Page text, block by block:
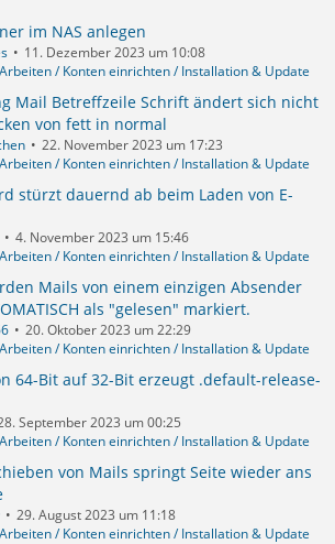
im NAS anlegen
11. Dezember 2023 um 10:08
/ Konten einrichten / Installation & Update
Mail Betreffzeile Schrift ändert sich nicht
von fett in normal
22. November 2023 um 17:23
/ Konten einrichten / Installation & Update
stürzt dauernd ab beim Laden von E-
4. November 2023 um 15:46
/ Konten einrichten / Installation & Update
Mails von einem einzigen Absender
als "gelesen" markiert.
20. Oktober 2023 um 22:29
/ Konten einrichten / Installation & Update
64-Bit auf 32-Bit erzeugt .default-release-
September 2023 um 00:25
/ Konten einrichten / Installation & Update
von Mails springt Seite wieder ans
29. August 2023 um 11:18
/ Konten einrichten / Installation & Update